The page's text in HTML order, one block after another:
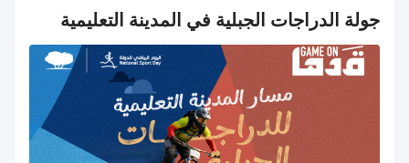
جولة الدراجات الجبلية في المدينة التعليمية